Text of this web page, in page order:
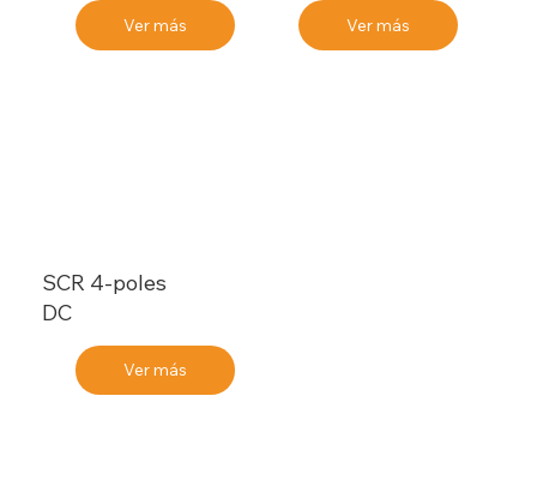
Ver más Ver más
SCR 4-poles
DC
Ver más